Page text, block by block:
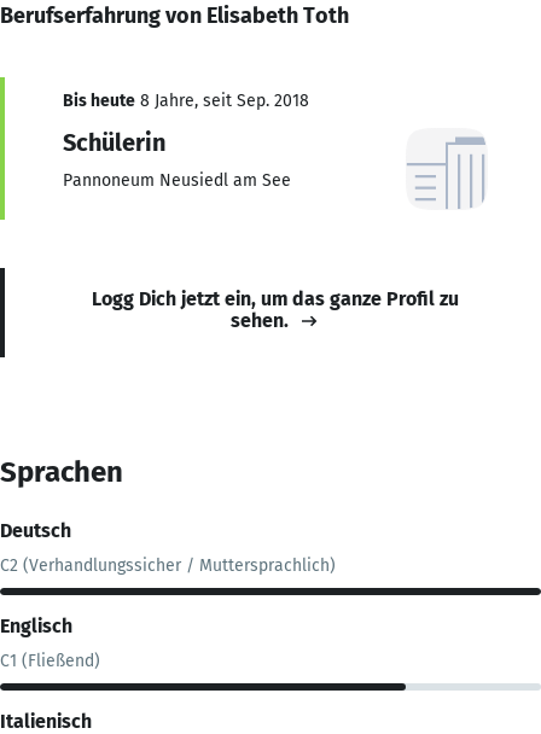
Berufserfahrung von Elisabeth Toth
Bis heute 8 Jahre, seit Sep. 2018
Schülerin
Pannoneum Neusiedl am See
Logg Dich jetzt ein, um das ganze Profil zu
sehen.
Sprachen
Deutsch
C2 (Verhandlungssicher / Muttersprachlich)
Englisch
C1 (Fließend)
Italienisch